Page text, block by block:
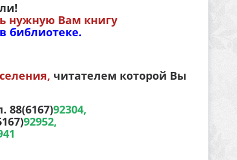
нужную Вам книгу
библиотеке.
читателем которой Вы
88(6167)92304,
92952,